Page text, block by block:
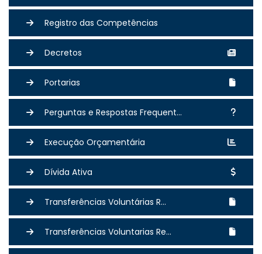
Registro das Competências
Decretos
Portarias
Perguntas e Respostas Frequent...
Execução Orçamentária
Dívida Ativa
Transferências Voluntárias R...
Transferências Voluntarias Re...